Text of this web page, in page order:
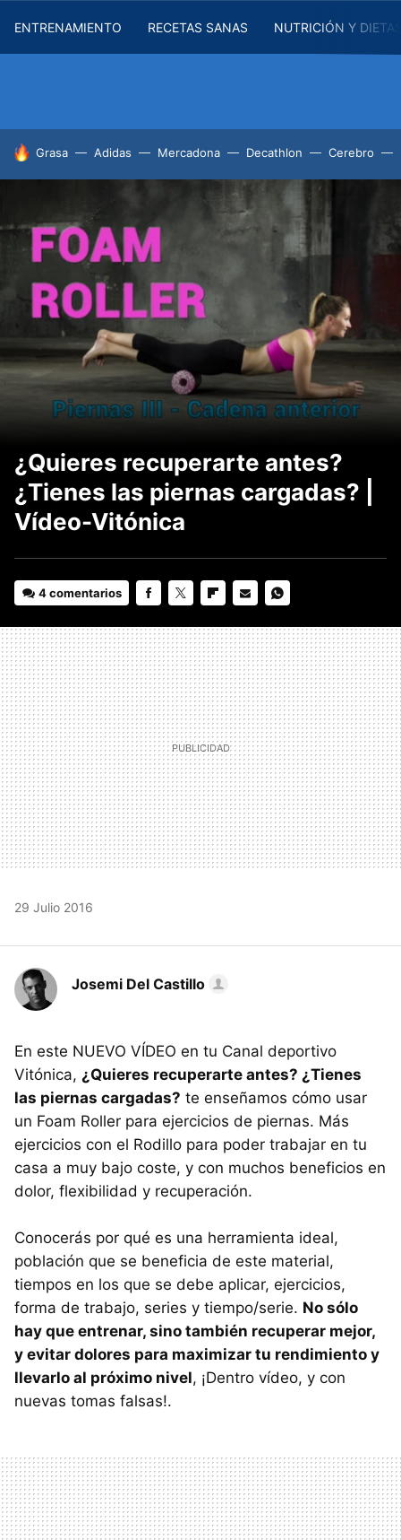
ENTRENAMIENTO RECETAS SANAS NUTRICIÓN Y
HOY SE HABLA DE
Grasa Adidas Mercadona Decathlon Cerebro
¿Quieres recuperarte antes?
¿Tienes las piernas cargadas? |
Vídeo-Vitónica
4 comentarios
MAIL
29 Julio 2016
Josemi Del Castillo
En este NUEVO VÍDEO en tu Canal deportivo
Vitónica, ¿Quieres recuperarte antes? ¿Tienes
las piernas cargadas? te enseñamos cómo usar
un Foam Roller para ejercicios de piernas. Más
ejercicios con el Rodillo para poder trabajar en tu
casa a muy bajo coste, y con muchos beneficios en
dolor, flexibilidad y recuperación.
Conocerás por qué es una herramienta ideal,
población que se beneficia de este material,
tiempos en los que se debe aplicar, ejercicios,
forma de trabajo, series y tiempo/serie. No sólo
hay que entrenar, sino también recuperar mejor,
y evitar dolores para maximizar tu rendimiento y
llevarlo al próximo nivel, ¡Dentro vídeo, y con
nuevas tomas falsas!.